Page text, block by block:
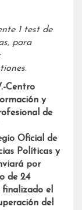
1 test de
para
Centro
y
de
Oficial de
Políticas y
por
de 24
el
del